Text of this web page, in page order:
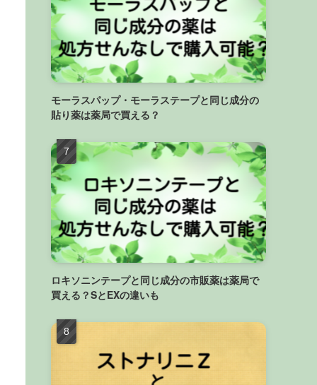
モーラスパップ・モーラステープと同じ成分の
貼り薬は薬局で買える？
ロキソニンテープと同じ成分の市販薬は薬局で
買える？SとEXの違いも